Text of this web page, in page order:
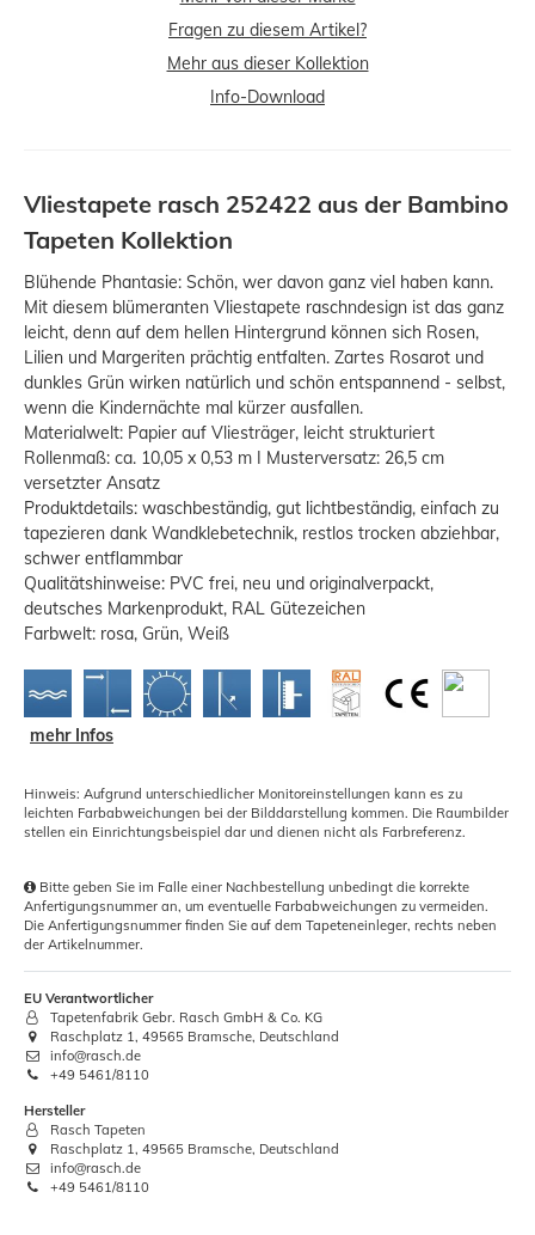
Fragen zu diesem Artikel?
Mehr aus dieser Kollektion
Info-Download
Vliestapete rasch 252422 aus der Bambino
Tapeten Kollektion
Blühende Phantasie: Schön, wer davon ganz viel haben kann.
Mit diesem blümeranten Vliestapete raschndesign ist das ganz
leicht, denn auf dem hellen Hintergrund können sich Rosen,
Lilien und Margeriten prächtig entfalten. Zartes Rosarot und
dunkles Grün wirken natürlich und schön entspannend - selbst,
wenn die Kindernächte mal kürzer ausfallen.
Materialwelt: Papier auf Vliesträger, leicht strukturiert
Rollenmaß: ca. 10,05 x 0,53 m I Musterversatz: 26,5 cm
versetzter Ansatz
Produktdetails: waschbeständig, gut lichtbeständig, einfach zu
tapezieren dank Wandklebetechnik, restlos trocken abziehbar,
schwer entflammbar
Qualitätshinweise: PVC frei, neu und originalverpackt,
deutsches Markenprodukt, RAL Gütezeichen
Farbwelt: rosa, Grün, Weiß
mehr Infos
Hinweis: Aufgrund unterschiedlicher Monitoreinstellungen kann es zu
leichten Farbabweichungen bei der Bilddarstellung kommen. Die Raumbilder
stellen ein Einrichtungsbeispiel dar und dienen nicht als Farbreferenz.
Bitte geben Sie im Falle einer Nachbestellung unbedingt die korrekte
Anfertigungsnummer an, um eventuelle Farbabweichungen zu vermeiden.
Die Anfertigungsnummer finden Sie auf dem Tapeteneinleger, rechts neben
der Artikelnummer.
EU Verantwortlicher
Tapetenfabrik Gebr. Rasch GmbH & Co. KG
Raschplatz 1, 49565 Bramsche, Deutschland
info@rasch.de
+49 5461/8110
Hersteller
Rasch Tapeten
Raschplatz 1, 49565 Bramsche, Deutschland
info@rasch.de
+49 5461/8110